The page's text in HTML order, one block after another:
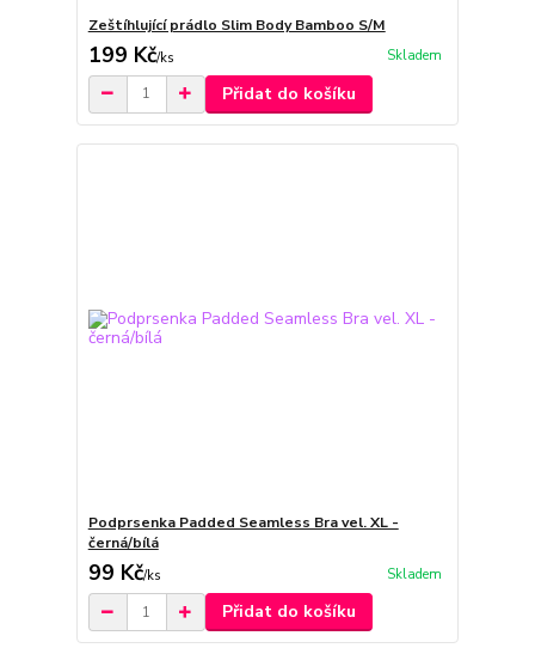
Zeštíhlující prádlo Slim Body Bamboo S/M
199 Kč/ks Skladem
Přidat do košíku
Podprsenka Padded Seamless Bra vel. XL -
černá/bílá
99 Kč/ks Skladem
Přidat do košíku